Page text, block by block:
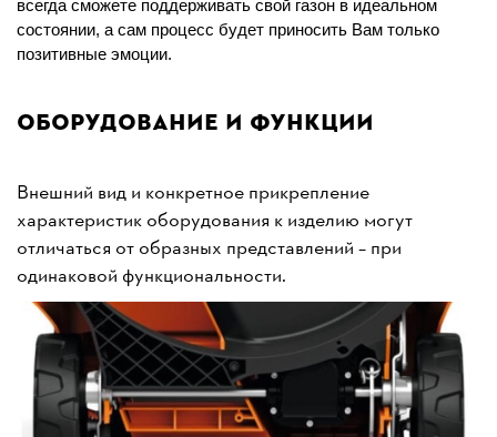
всегда сможете поддерживать свой газон в идеальном
состоянии, а сам процесс будет приносить Вам только
позитивные эмоции.
Оборудование и функции
Внешний вид и конкретное прикрепление
характеристик оборудования к изделию могут
отличаться от образных представлений – при
одинаковой функциональности.